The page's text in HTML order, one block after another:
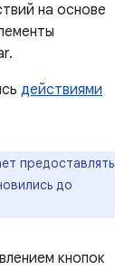
на основе
действиями
предоставлять
до
кнопок